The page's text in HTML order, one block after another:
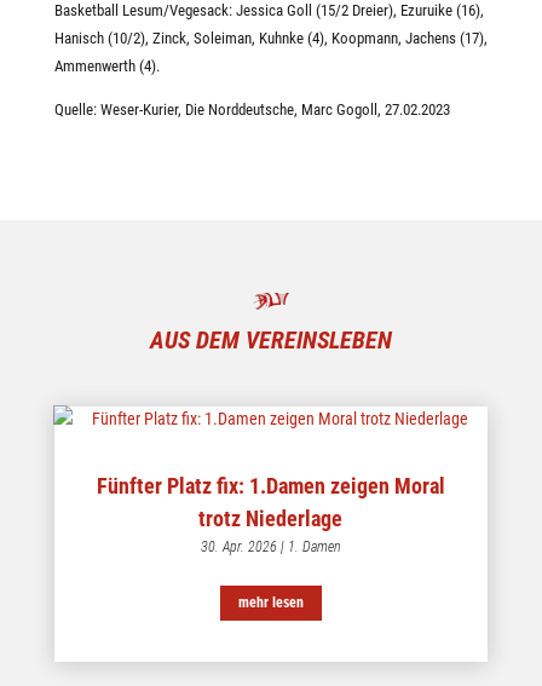
Basketball Lesum/Vegesack: Jessica Goll (15/2 Dreier), Ezuruike (16),
Hanisch (10/2), Zinck, Soleiman, Kuhnke (4), Koopmann, Jachens (17),
Ammenwerth (4).
Quelle: Weser-Kurier, Die Norddeutsche, Marc Gogoll, 27.02.2023
AUS DEM VEREINSLEBEN
Fünfter Platz fix: 1.Damen zeigen Moral
trotz Niederlage
30. Apr. 2026 | 1. Damen
mehr lesen